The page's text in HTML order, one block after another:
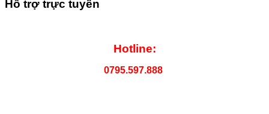
Hỗ trợ trực tuyến
Hotline:
0795.597.888